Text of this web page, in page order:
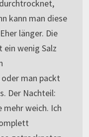
kann man diese
länger. Die
ein wenig Salz
man packt
Der Nachteil:
mehr weich. Ich